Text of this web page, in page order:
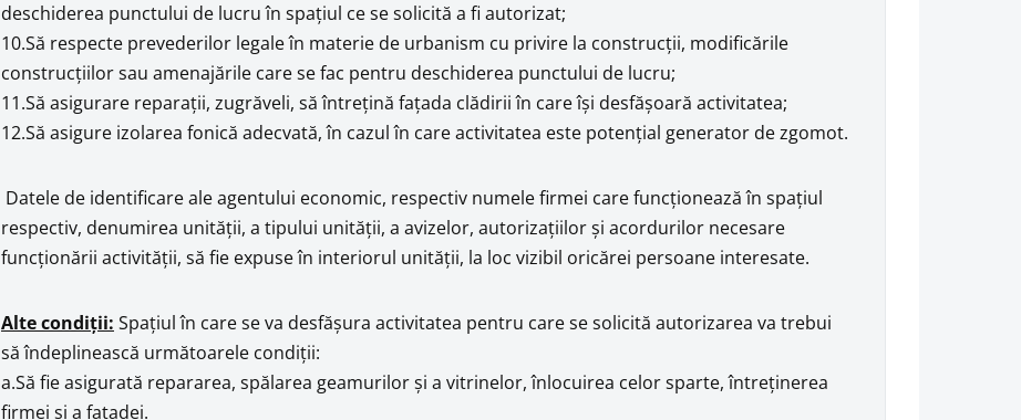
deschiderea punctului de lucru în spaţiul ce se solicită a fi autorizat;
10.Să respecte prevederilor legale în materie de urbanism cu privire la construcţii, modificările
construcţiilor sau amenajările care se fac pentru deschiderea punctului de lucru;
11.Să asigurare reparaţii, zugrăveli, să întreţină faţada clădirii în care îşi desfăşoară activitatea;
12.Să asigure izolarea fonică adecvată, în cazul în care activitatea este potenţial generator de zgomot.
Datele de identificare ale agentului economic, respectiv numele firmei care funcţionează în spaţiul
respectiv, denumirea unităţii, a tipului unităţii, a avizelor, autorizaţiilor şi acordurilor necesare
funcţionării activităţii, să fie expuse în interiorul unităţii, la loc vizibil oricărei persoane interesate.
Alte condiţii: Spaţiul în care se va desfăşura activitatea pentru care se solicită autorizarea va trebui
să îndeplinească următoarele condiţii:
a.Să fie asigurată repararea, spălarea geamurilor şi a vitrinelor, înlocuirea celor sparte, întreţinerea
firmei şi a faţadei.